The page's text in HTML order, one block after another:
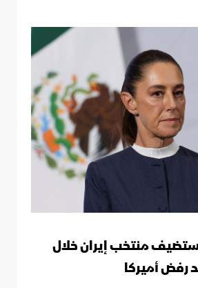
منتخب إيران خلال
رفض أميركا